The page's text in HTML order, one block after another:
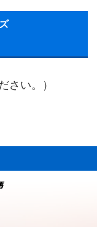
ズ
さい。）